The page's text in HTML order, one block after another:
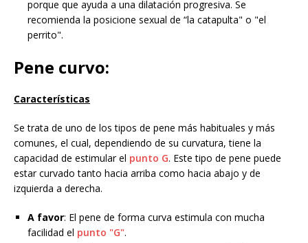
porque que ayuda a una dilatación progresiva. Se
recomienda la posicione sexual de “la catapulta" o "el
perrito".
Pene curvo:
Características
Se trata de uno de los tipos de pene más habituales y más
comunes, el cual, dependiendo de su curvatura, tiene la
capacidad de estimular el punto G. Este tipo de pene puede
estar curvado tanto hacia arriba como hacia abajo y de
izquierda a derecha.
A favor: El pene de forma curva estimula con mucha
facilidad el punto "G".